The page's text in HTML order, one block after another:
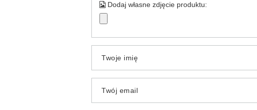
Dodaj własne zdjęcie produktu:
Twoje imię
Twój email